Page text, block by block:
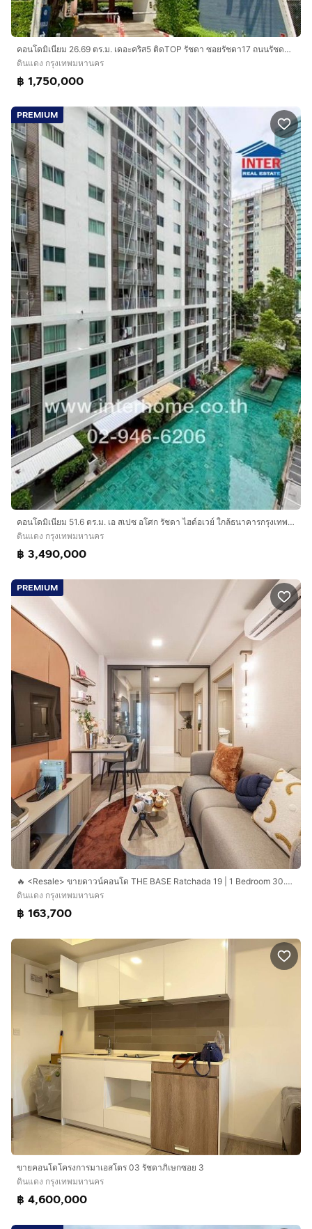
คอนโดมิเนียม 26.69 ตร.ม. เดอะคริส5 ติดTOP รัชดา ซอยรัชดา17 ถนนรัชดาภิเษก ถนนสุทธิสารวินิจฉัย เขตดินแดง กรุงเทพมหานคร
ดินแดง กรุงเทพมหานคร
฿ 1,750,000
PREMIUM
คอนโดมิเนียม 51.6 ตร.ม. เอ สเปซ อโศก รัชดา ไฮด์อเวย์ ใกล้ธนาคารกรุงเทพ อโศก-ดินแดง ซอยอโศก-ดินแดง21 ถนนพระราม9 ถนนอโศก-ดินแดง เขตดินแดง
ดินแดง กรุงเทพมหานคร
฿ 3,490,000
PREMIUM
🔥 <Resale> ขายดาวน์คอนโด THE BASE Ratchada 19 | 1 Bedroom 30.5 ตร.ม. | ห้องแต่งครบ | พร้อมอยู่ ก.ย.69 | ฟรีของแถม 6 รายการ | ชั้น 5
ดินแดง กรุงเทพมหานคร
฿ 163,700
ขายคอนโดโครงการมาเอสโตร 03 รัชดาภิเษกซอย 3
ดินแดง กรุงเทพมหานคร
฿ 4,600,000